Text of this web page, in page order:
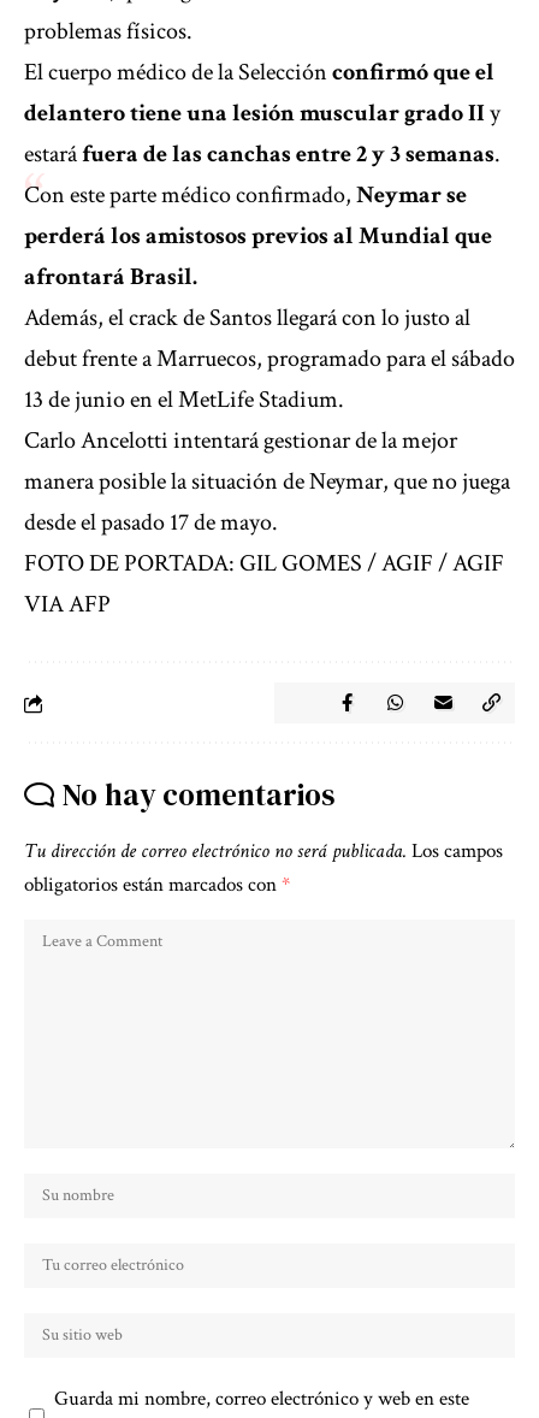
problemas físicos.
El cuerpo médico de la Selecciónconfirmó que el
delantero tiene una lesión muscular grado IIy
estaráfuera de las canchas entre 2 y 3 semanas.
Con este parte médico confirmado,Neymar se
perderá los amistosos previos al Mundial que
afrontará Brasil.
Además, el crack de Santos llegará con lo justo al
debut frente a Marruecos, programado para el sábado
13 de junio en el MetLife Stadium.
Carlo Ancelotti intentará gestionar de la mejor
manera posible la situación de Neymar, que no juega
desde el pasado 17 de mayo.
FOTO DE PORTADA: GIL GOMES / AGIF / AGIF
VIA AFP
No hay comentarios
Tu dirección de correo electrónico no será publicada. Los campos
obligatorios están marcados con*
Guarda mi nombre, correo electrónico y web en este